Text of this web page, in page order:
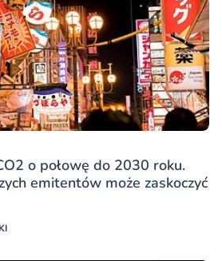
o połowę do 2030 roku.
emitentów może zaskoczyć